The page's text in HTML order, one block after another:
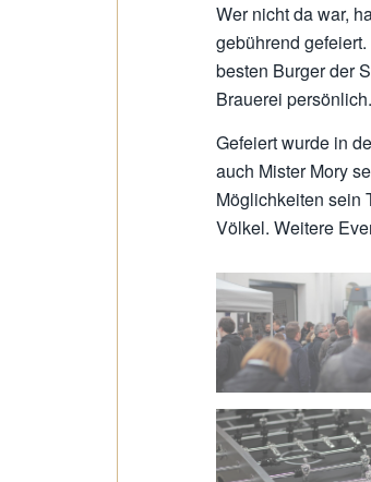
Wer nicht da war,
gebührend
besten Burger der
Brauerei persönlich.
Gefeiert wurde in
auch Mister Mory
Möglichkeiten sein
Völkel. Weitere